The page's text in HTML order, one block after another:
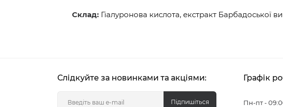
Склад: Гіалуронова кислота, екстракт Барбадоської
Слідкуйте за новинками та акціями:
Підпишіться
Графік
Пн-пт -